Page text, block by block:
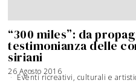
“300 miles”: da
testimonianza delle
siriani
26 Agosto 2016
Eventi ricreativi, culturali e